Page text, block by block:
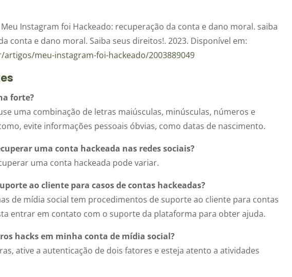
Meu Instagram foi Hackeado: recuperação da conta e dano moral. saiba
conta e dano moral. Saiba seus direitos!. 2023. Disponível em:
artigos/meu-instagram-foi-hackeado/2003889049
forte?
uma combinação de letras maiúsculas, minúsculas, números e
evite informações pessoais óbvias, como datas de nascimento.
uma conta hackeada nas redes sociais?
uma conta hackeada pode variar.
ao cliente para casos de contas hackeadas?
de mídia social tem procedimentos de suporte ao cliente para contas
entrar em contato com o suporte da plataforma para obter ajuda.
hacks em minha conta de mídia social?
ative a autenticação de dois fatores e esteja atento a atividades